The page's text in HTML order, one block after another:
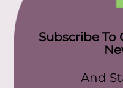
Subscribe To
And